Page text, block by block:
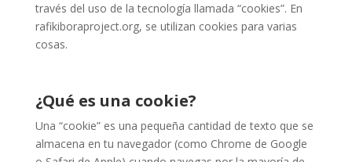
través del uso de la tecnología llamada “cookies”. En
rafikiboraproject.org, se utilizan cookies para varias
cosas.
¿Qué es una cookie?
Una “cookie” es una pequeña cantidad de texto que se
almacena en tu navegador (como Chrome de Google